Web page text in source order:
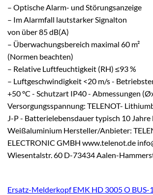
– Optische Alarm- und Störungsanzeige
– Im Alarmfall lautstarker Signalton
von über 85 dB(A)
– Überwachungsbereich maximal 60 m²
(Normen beachten)
– Relative Luftfeuchtigkeit (RH) ≤93 %
– Luftgeschwindigkeit <20 m/s -
+50 °C - Schutzart IP40 - Abmessungen
Versorgungsspannung: TELENOT-
J-P - Batterielebensdauer typisch 10 Jahre
Weißaluminium Hersteller/Anbieter:
ELECTRONIC GMBH www.telenot.de
Wiesentalstr. 60 D-73434 Aalen-
Ersatz-Melderkopf EMK HD 3005 O BUS-